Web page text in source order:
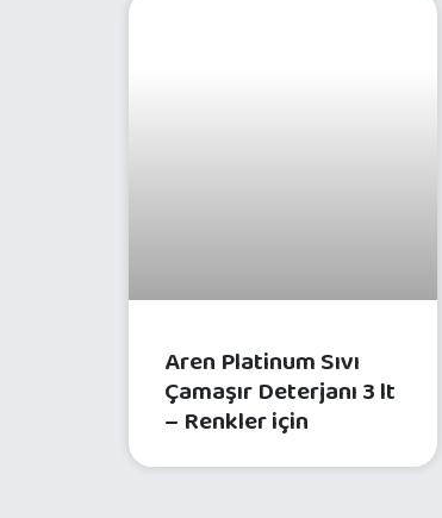
Aren Platinum Sıvı
Çamaşır Deterjanı 3 lt
– Renkler için